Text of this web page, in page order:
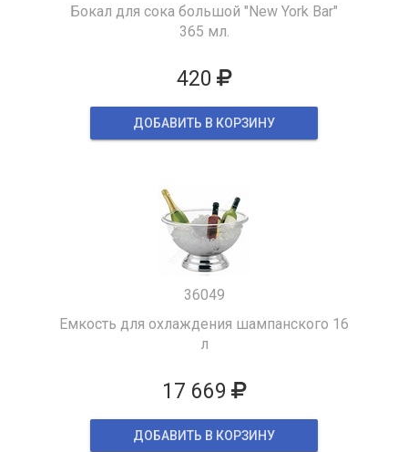
Бокал для сока большой "New York Bar"
365 мл.
420
ДОБАВИТЬ В КОРЗИНУ
36049
Емкость для охлаждения шампанского 16
л
17 669
ДОБАВИТЬ В КОРЗИНУ